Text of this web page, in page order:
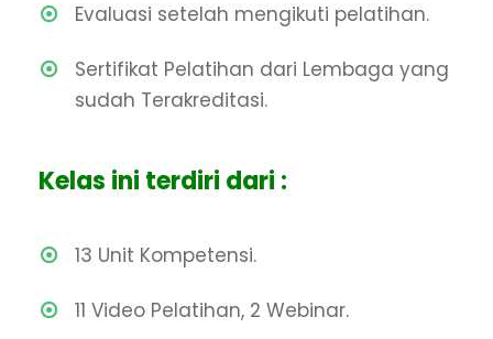
Evaluasi setelah mengikuti pelatihan.
Sertifikat Pelatihan dari Lembaga yang
sudah Terakreditasi.
Kelas ini terdiri dari :
13 Unit Kompetensi.
11 Video Pelatihan, 2 Webinar.